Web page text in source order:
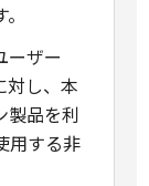
ーザー
対し、本
製品を利
用する非